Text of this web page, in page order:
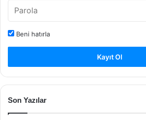
Beni hatırla
Kayıt Ol
Son Yazılar